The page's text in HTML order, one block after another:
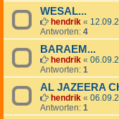
WESAL...
hendrik «
Antworten: 4
BARAEM...
hendrik «
Antworten: 1
AL JAZEERA
hendrik «
Antworten: 1